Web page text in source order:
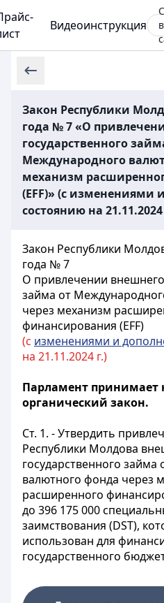
Видеоинструкция
Закон Республики
года № 7 «О
государственного
Международного
механизм
(EFF)» (с изменениями
состоянию на 21.11.2024
Закон Республики
года № 7
О привлечении внешнего
займа от
через механизм
финансирования (EFF)
(с изменениями и
на 21.11.2024 г.)
Парламент принимает
органический закон.
Ст. 1. - Утвердить
Республики Молдова
государственного
валютного фонда через
расширенного
до 396 175 000
заимствования (DST),
использован для
государственного